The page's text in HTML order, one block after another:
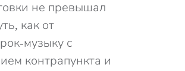
не превышал
как от
музыку с
контрапункта и